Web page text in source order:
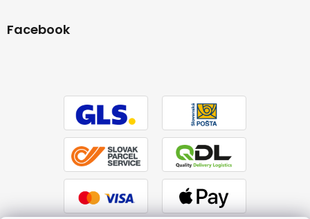
Facebook